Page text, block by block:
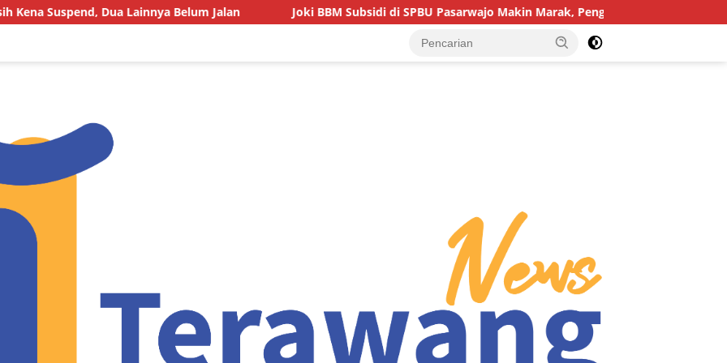
Dua Lainnya Belum Jalan Joki BBM Subsidi di SPBU Pasarwajo Makin Marak, Pengendara: “Polres Buton Dimana, Masa